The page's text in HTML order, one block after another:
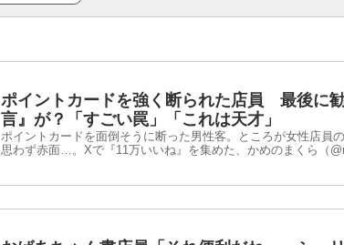
ポイントカードを強く断られた店員 最後に
言』が？「すごい罠」「これは天才」
ポイントカードを面倒そうに断った男性客。ところが女性店員
思わず赤面…。Xで『11万いいね』を集めた、かめのまくら（